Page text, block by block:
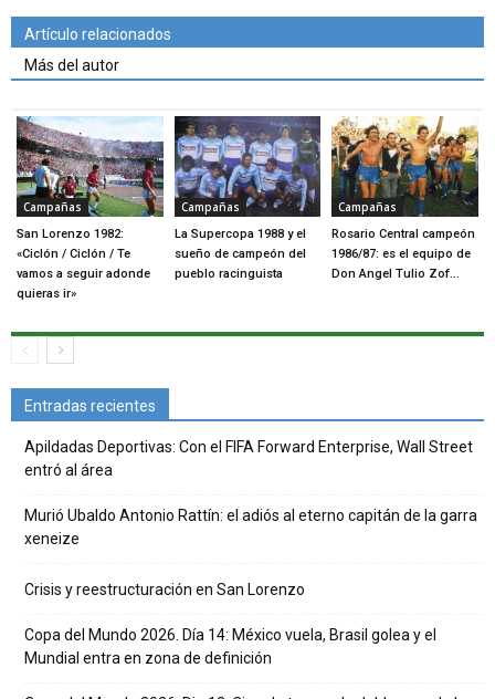
Artículo relacionados
Más del autor
Campañas
San Lorenzo 1982:
«Ciclón / Ciclón / Te
vamos a seguir adonde
quieras ir»
Campañas
La Supercopa 1988 y el
sueño de campeón del
pueblo racinguista
Campañas
Rosario Central campeón
1986/87: es el equipo de
Don Angel Tulio Zof…
Entradas recientes
Apildadas Deportivas: Con el FIFA Forward Enterprise, Wall Street
entró al área
Murió Ubaldo Antonio Rattín: el adiós al eterno capitán de la garra
xeneize
Crisis y reestructuración en San Lorenzo
Copa del Mundo 2026. Día 14: México vuela, Brasil golea y el
Mundial entra en zona de definición